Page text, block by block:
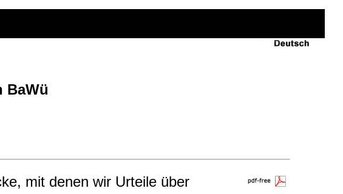
BaWü
mit denen wir Urteile über